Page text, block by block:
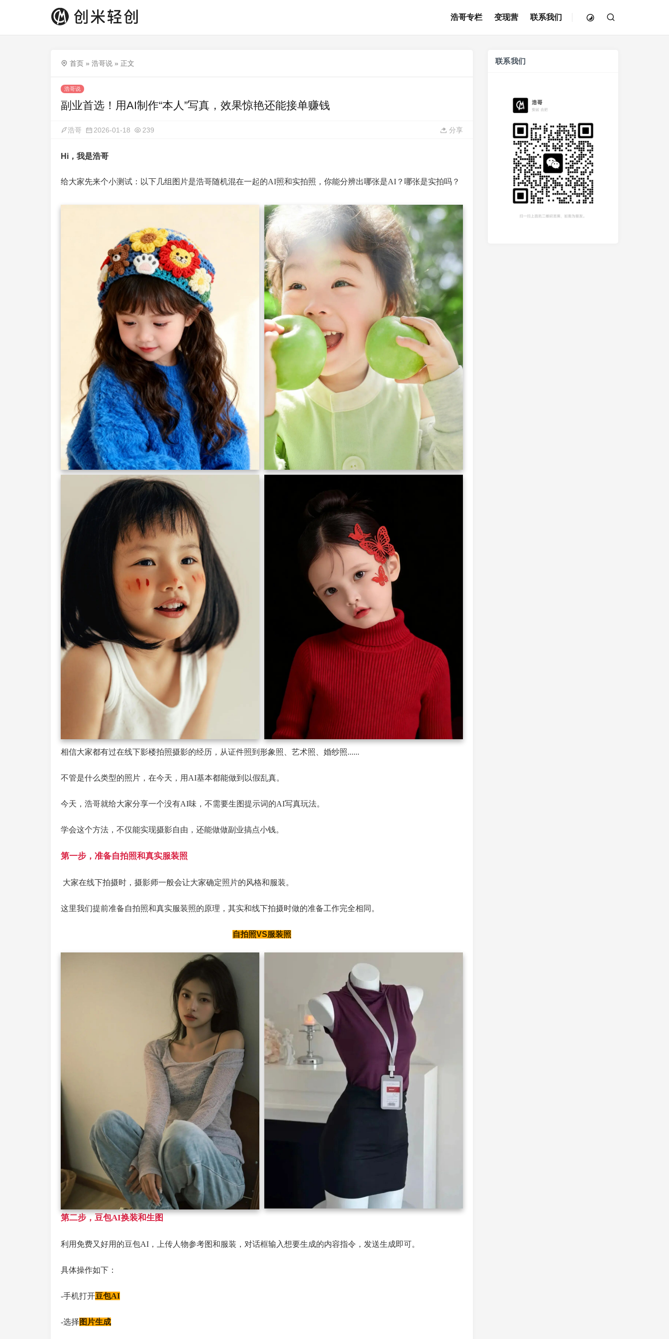
浩哥专栏 变现营 联系我们
首页 » 浩哥说 » 正文
浩哥说
副业首选！用AI制作“本人”写真，效果惊艳还能接单赚钱
浩哥 2026-01-18 239 分享
Hi，我是浩哥
给大家先来个小测试：以下几组图片是浩哥随机混在一起的AI照和实拍照，你能分辨出哪张是AI？哪张是实拍吗？
相信大家都有过在线下影楼拍照摄影的经历，从证件照到形象照、艺术照、婚纱照......
不管是什么类型的照片，在今天，用AI基本都能做到以假乱真。
今天，浩哥就给大家分享一个没有AI味，不需要生图提示词的AI写真玩法。
学会这个方法，不仅能实现摄影自由，还能做做副业搞点小钱。
第一步，准备自拍照和真实服装照
大家在线下拍摄时，摄影师一般会让大家确定照片的风格和服装。
这里我们提前准备自拍照和真实服装照的原理，其实和线下拍摄时做的准备工作完全相同。
自拍照VS服装照
第二步，豆包AI换装和生图
利用免费又好用的豆包AI，上传人物参考图和服装，对话框输入想要生成的内容指令，发送生成即可。
具体操作如下：
-手机打开豆包AI
-选择 图片生成
联系我们